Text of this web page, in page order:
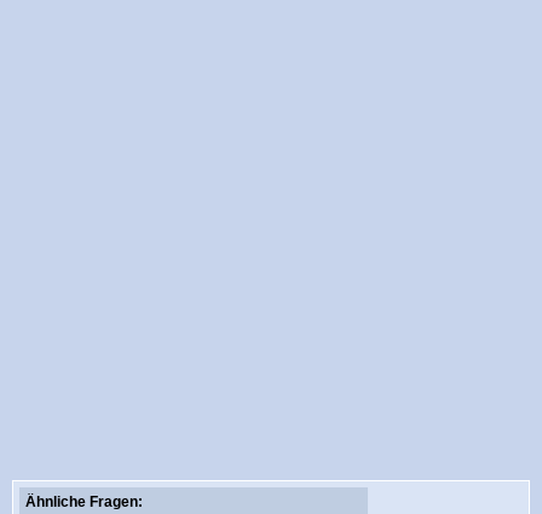
Ähnliche Fragen: